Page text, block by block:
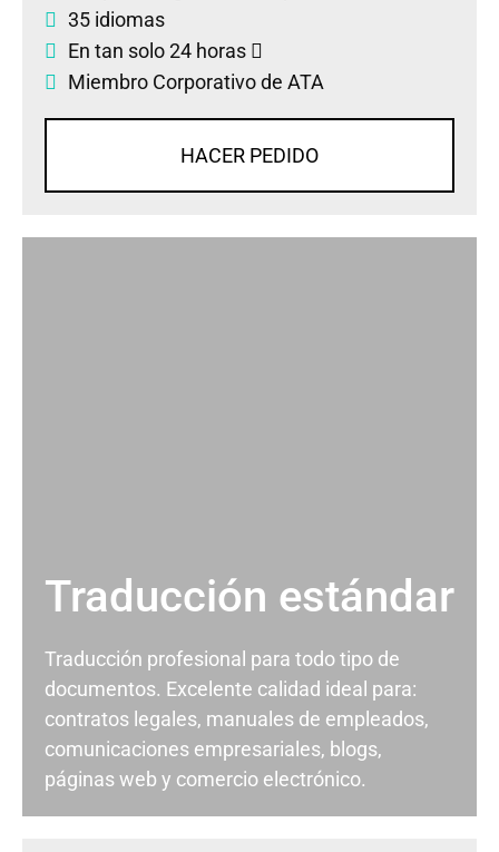
35 idiomas
En tan solo 24 horas
Miembro Corporativo de ATA
HACER PEDIDO
Traducción estándar
Traducción profesional para todo tipo de
documentos. Excelente calidad ideal para:
contratos legales, manuales de empleados,
comunicaciones empresariales, blogs,
páginas web y comercio electrónico.